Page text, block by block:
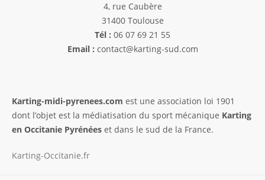
4, rue Caubère
31400 Toulouse
Tél : 06 07 69 21 55
Email : contact@karting-sud.com
Karting-midi-pyrenees.com est une association loi 1901
dont l’objet est la médiatisation du sport mécanique Karting
en Occitanie Pyrénées et dans le sud de la France.
Karting-Occitanie.fr